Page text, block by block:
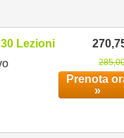
Lezioni settimanali
Prenota
»